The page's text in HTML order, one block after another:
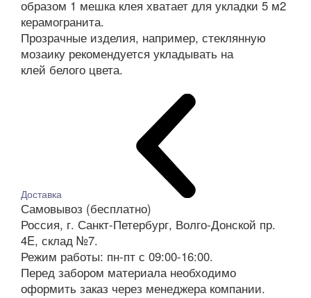
образом 1 мешка клея хватает для укладки 5 м2
керамогранита.
Прозрачные изделия, например, стеклянную
мозаику рекомендуется укладывать на
клей белого цвета.
Доставка
Самовывоз (бесплатно)
Россия, г. Санкт-Петербург, Волго-Донской пр.
4E, склад №7.
Режим работы: пн-пт с 09:00-16:00.
Перед забором материала необходимо
оформить заказ через менеджера компании.